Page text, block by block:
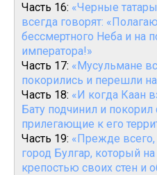
Часть 16: «Черные
всегда говорят:
бессмертного Неба и на
императора!»
Часть 17: «Мусульмане
покорились и перешли
Часть 18: «И когда Каан
Бату подчинил и покорил
прилегающие к его
Часть 19: «Прежде
город Булгар, который
крепостью своих стен и